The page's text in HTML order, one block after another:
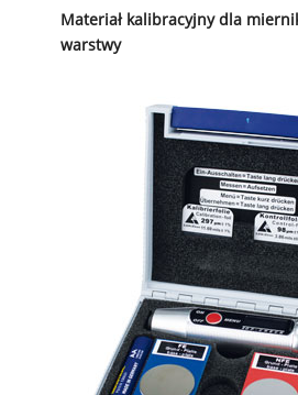
Materiał kalibracyjny dla
warstwy